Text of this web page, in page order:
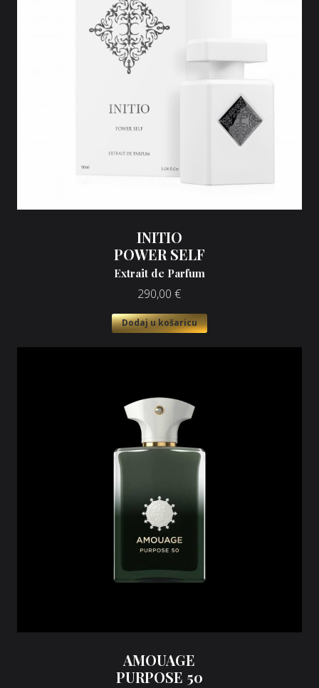
INITIO
POWER SELF
Extrait de Parfum
290,00 €
Dodaj u košaricu
AMOUAGE
PURPOSE 50